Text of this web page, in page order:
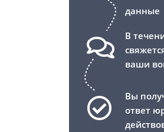
данные
В
ваши
Вы
ответ